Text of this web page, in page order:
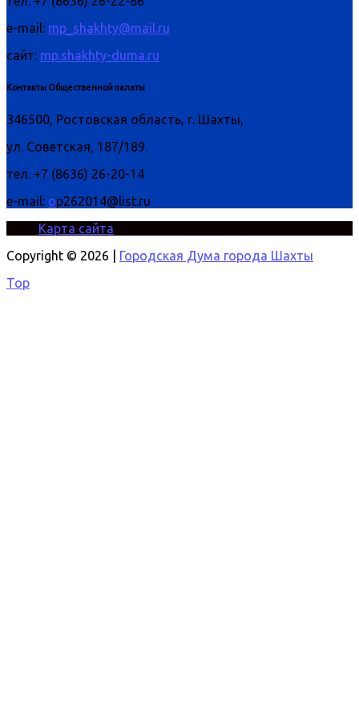
e-mail: mp_shakhty@mail.ru
сайт: mp.shakhty-duma.ru
Контакты Общественной палаты
346500, Ростовская область, г. Шахты,
ул. Советская, 187/189.
тел. +7 (8636) 26-20-14
e-mail: op262014@list.ru
Карта сайта
Copyright © 2026 |
Городская Дума города Шахты
Top